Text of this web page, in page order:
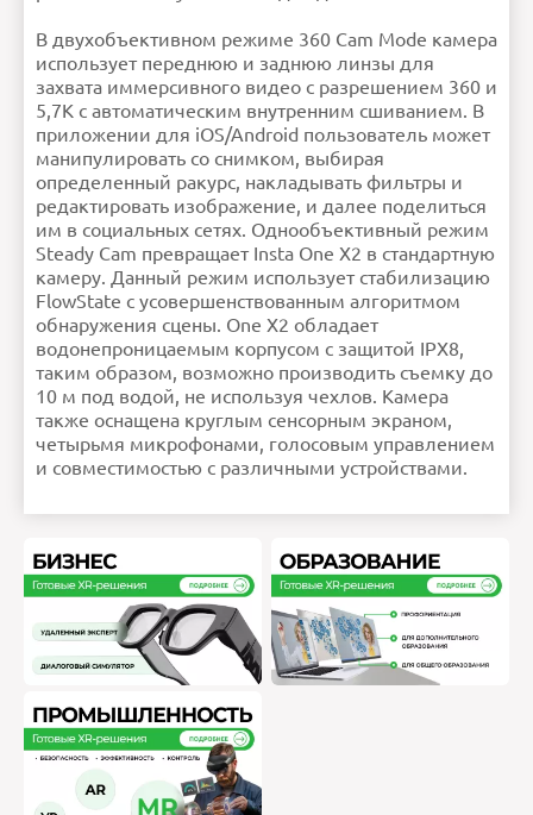
В двухобъективном режиме 360 Cam Mode камера
использует переднюю и заднюю линзы для
захвата иммерсивного видео с разрешением 360 и
5,7K с автоматическим внутренним сшиванием. В
приложении для iOS/Android пользователь может
манипулировать со снимком, выбирая
определенный ракурс, накладывать фильтры и
редактировать изображение, и далее поделиться
им в социальных сетях. Однообъективный режим
Steady Cam превращает Insta One X2 в стандартную
камеру. Данный режим использует стабилизацию
FlowState с усовершенствованным алгоритмом
обнаружения сцены. One X2 обладает
водонепроницаемым корпусом с защитой IPX8,
таким образом, возможно производить съемку до
10 м под водой, не используя чехлов. Камера
также оснащена круглым сенсорным экраном,
четырьмя микрофонами, голосовым управлением
и совместимостью с различными устройствами.
объективов
Максимальная
при съемке HD
видео
30/100 к/с
время работы
от
70 минут
Максимальное
5760х2880 пикселей
Максимальное
фотосъемки
Поддержка
карт памяти
объем)
до 1Тб
Режимы
фотосъемки
360 в форматах insp, jpeg,
Режимы
360 в форматах insv, MP4,
Тип камеры
Любительская,
профессиональная
Угол обзора 200 градусов
Ошибка в описании?